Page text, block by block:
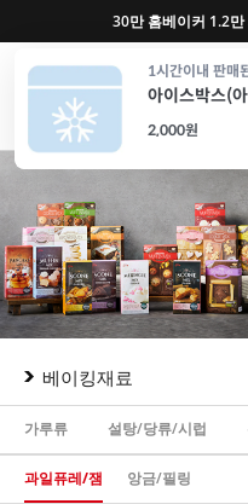
1시간이내 판매
아이스박스(
2,000원
반포, 홍대, 성수 플
재료 포장
베이킹재료
가루류 설탕/당류/시럽
과일퓨레/잼 앙금/필링